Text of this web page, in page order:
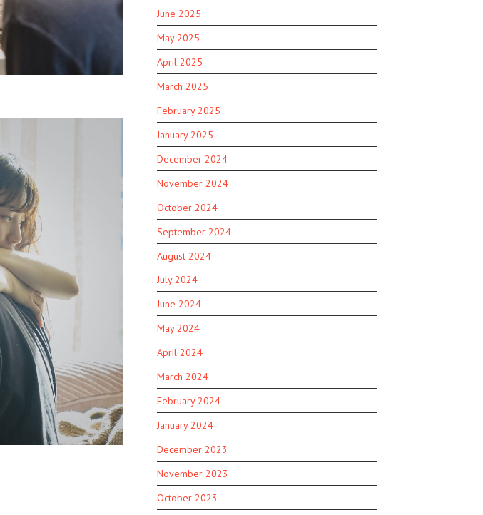
June 2025
May 2025
April 2025
March 2025
February 2025
January 2025
December 2024
November 2024
October 2024
September 2024
August 2024
July 2024
June 2024
May 2024
April 2024
March 2024
February 2024
January 2024
December 2023
November 2023
October 2023